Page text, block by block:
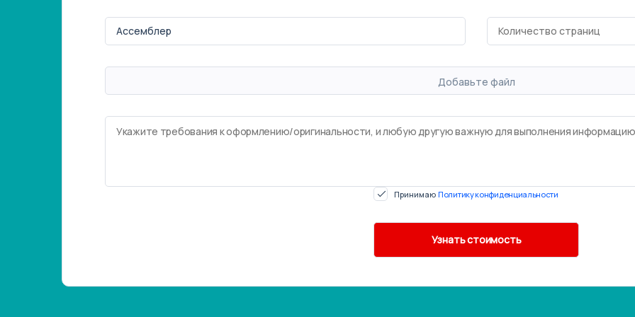
Добавьте файл
Принимаю Политику конфиденциальности